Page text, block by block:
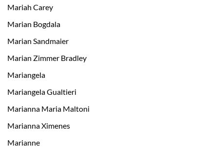
Mariah Carey
Marian Bogdala
Marian Sandmaier
Marian Zimmer Bradley
Mariangela
Mariangela Gualtieri
Marianna Maria Maltoni
Marianna Ximenes
Marianne